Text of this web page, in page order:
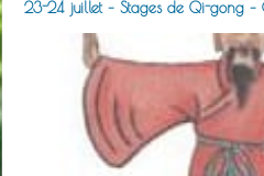
23-24 juillet – Stages de Qi-gong –